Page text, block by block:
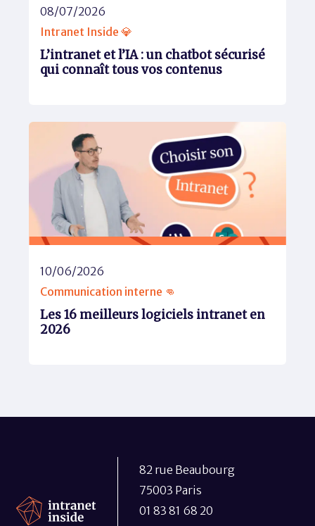
08/07/2026
Intranet Inside 💎
L’intranet et l’IA : un chatbot sécurisé
qui connaît tous vos contenus
10/06/2026
Communication interne 👊
Les 16 meilleurs logiciels intranet en
2026
82 rue Beaubourg
75003 Paris
01 83 81 68 20